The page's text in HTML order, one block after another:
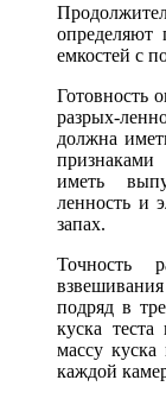
определяют
емкостей с
Готовность
разрых-
должна
признаками
иметь
ленность и
запах.
Точность
подряд в
куска
массу
каждой